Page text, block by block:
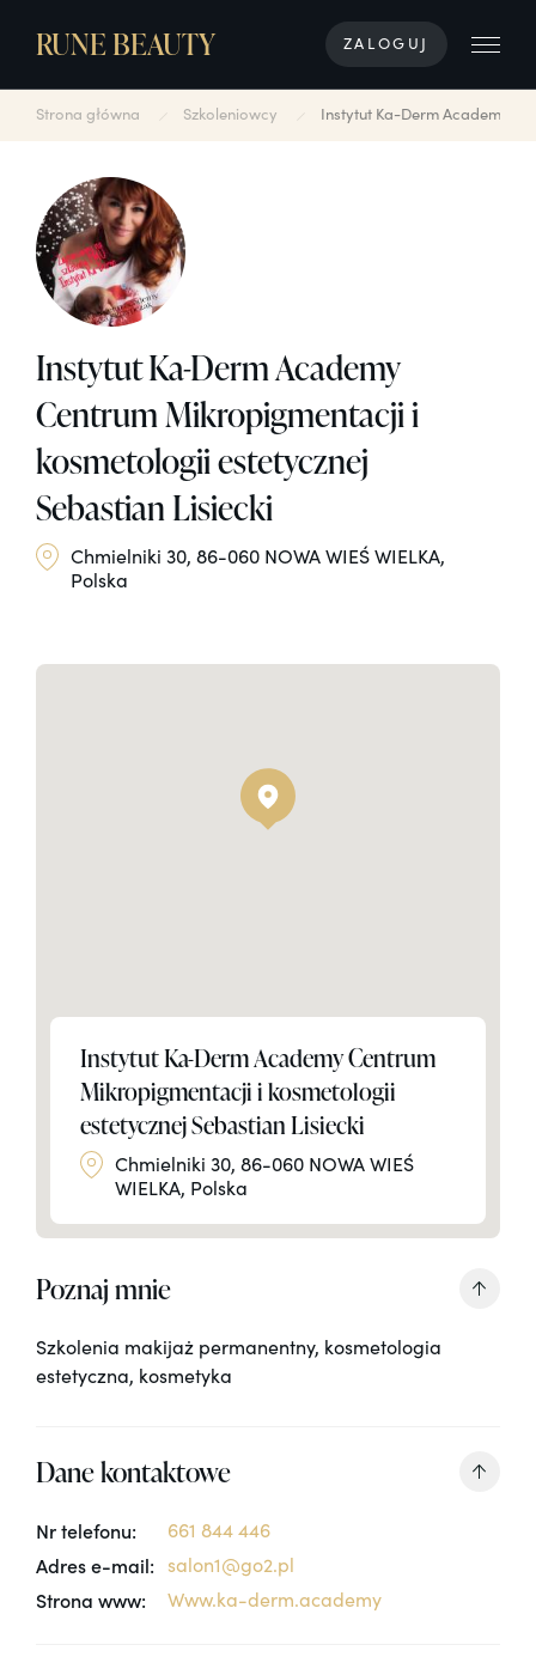
RUNE BEAUTY ZALOGUJ
Strona główna Szkoleniowcy Instytut Ka-Derm Academy
Instytut Ka-Derm Academy
Centrum Mikropigmentacji i
kosmetologii estetycznej
Sebastian Lisiecki
Chmielniki 30, 86-060 NOWA WIEŚ WIELKA,
Polska
Instytut Ka-Derm Academy Centrum
Mikropigmentacji i kosmetologii
estetycznej Sebastian Lisiecki
Chmielniki 30, 86-060 NOWA WIEŚ
WIELKA, Polska
Poznaj mnie
Szkolenia makijaż permanentny, kosmetologia
estetyczna, kosmetyka
Dane kontaktowe
Nr telefonu: 661 844 446
Adres e-mail: salon1@go2.pl
Strona www: Www.ka-derm.academy